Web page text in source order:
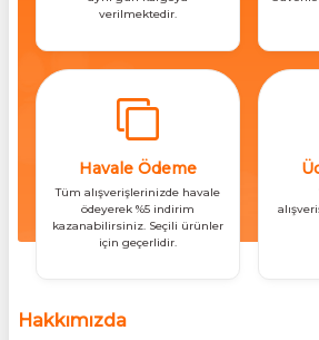
verilmektedir.
Havale Ödeme
Tüm alışverişlerinizde havale
ödeyerek %5 indirim
kazanabilirsiniz. Seçili ürünler
için geçerlidir.
Hakkımızda